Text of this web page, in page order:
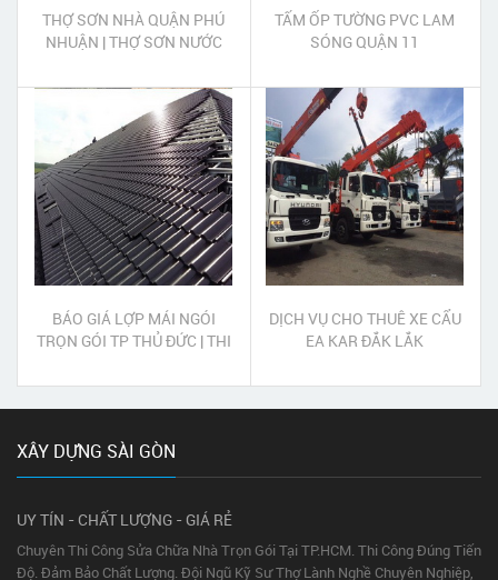
THỢ SƠN NHÀ QUẬN PHÚ
NHUẬN | THỢ SƠN NƯỚC
TẤM ỐP TƯỜNG PVC LAM
SÓNG QUẬN 11
BÁO GIÁ LỢP MÁI NGÓI
TRỌN GÓI TP THỦ ĐỨC | THI
TP THỦ ĐỨC
DỊCH VỤ CHO THUÊ XE CẨU
EA KAR ĐẮK LẮK
XÂY DỰNG SÀI GÒN
UY TÍN - CHẤT LƯỢNG - GIÁ RẺ
Chuyên Thi Công Sửa Chữa Nhà Trọn Gói Tại TP.HCM. Thi Công Đúng Tiến
Độ. Đảm Bảo Chất Lượng. Đội Ngũ Kỹ Sư Thợ Lành Nghề Chuyên Nghiệp,